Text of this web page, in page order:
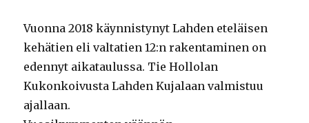
Vuonna 2018 käynnistynyt Lahden eteläisen
kehätien eli valtatien 12:n rakentaminen on
edennyt aikataulussa. Tie Hollolan
Kukonkoivusta Lahden Kujalaan valmistuu
ajallaan.